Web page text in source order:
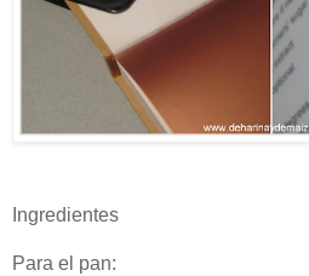
Ingredientes
Para el pan: